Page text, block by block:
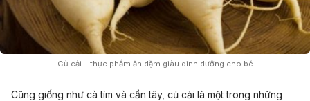
Củ cải – thực phẩm ăn dặm giàu dinh dưỡng cho bé
Cũng giống như cà tím và cần tây, củ cải là một trong những